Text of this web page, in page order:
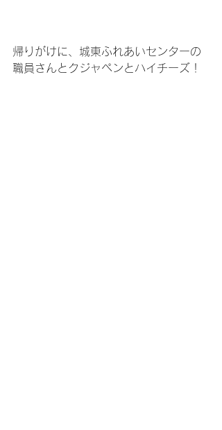
帰りがけに、城東ふれあいセンターの
職員さんとクジャペンとハイチーズ！